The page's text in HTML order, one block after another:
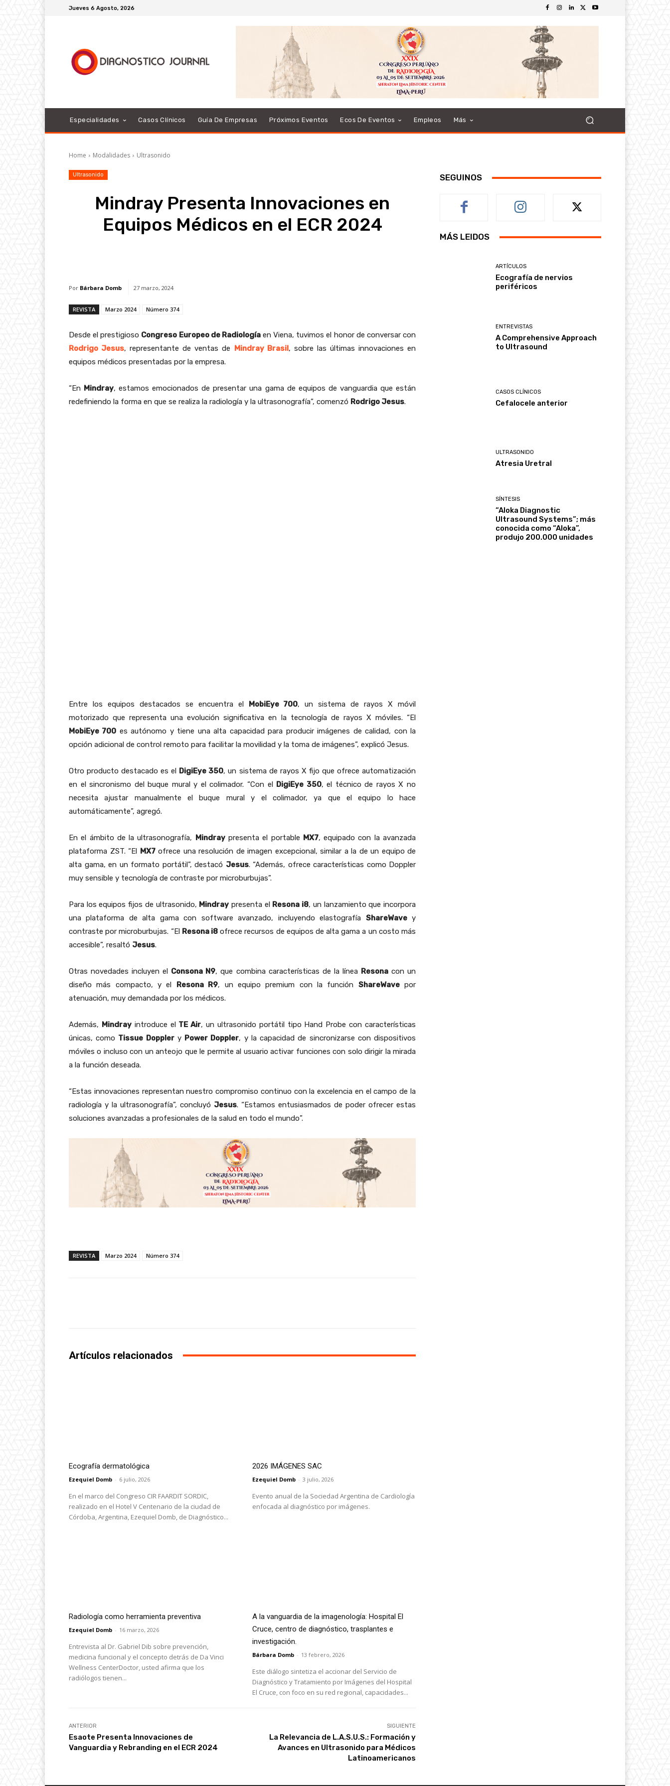
Jueves 6 Agosto, 2026
Especialidades Casos Clínicos Guía De Empresas Próximos Eventos Ecos De Eventos Empleos Más
Home Modalidades Ultrasonido
Ultrasonido
Mindray Presenta Innovaciones en
Equipos Médicos en el ECR 2024
Por Bárbara Domb 27 marzo, 2024
REVISTA Marzo 2024 Número 374
Desde el prestigioso Congreso Europeo de Radiologíaen Viena, tuvimos el honor de conversar con
Rodrigo Jesus, representante de ventas de Mindray Brasil, sobre las últimas innovaciones en
equipos médicos presentadas por la empresa.
“En Mindray, estamos emocionados de presentar una gama de equipos de vanguardia que están
redefiniendo la forma en que se realiza la radiología y la ultrasonografía”, comenzó Rodrigo Jesus.
Entre los equipos destacados se encuentra el MobiEye 700, un sistema de rayos X móvil
motorizado que representa una evolución significativa en la tecnología de rayos X móviles. “El
MobiEye 700 es autónomo y tiene una alta capacidad para producir imágenes de calidad, con la
opción adicional de control remoto para facilitar la movilidad y la toma de imágenes”, explicó Jesus.
Otro producto destacado es el DigiEye 350, un sistema de rayos X fijo que ofrece automatización
en el sincronismo del buque mural y el colimador. “Con el DigiEye 350, el técnico de rayos X no
necesita ajustar manualmente el buque mural y el colimador, ya que el equipo lo hace
automáticamente”, agregó.
En el ámbito de la ultrasonografía, Mindraypresenta el portable MX7, equipado con la avanzada
plataforma ZST. “El MX7ofrece una resolución de imagen excepcional, similar a la de un equipo de
alta gama, en un formato portátil”, destacó Jesus. “Además, ofrece características como Doppler
muy sensible y tecnología de contraste por microburbujas”.
Para los equipos fijos de ultrasonido, Mindray presenta el Resona i8, un lanzamiento que incorpora
una plataforma de alta gama con software avanzado, incluyendo elastografía ShareWavey
contraste por microburbujas. “El Resona i8ofrece recursos de equipos de alta gama a un costo más
accesible”, resaltó Jesus.
Otras novedades incluyen el Consona N9, que combina características de la línea Resonacon un
diseño más compacto, y el Resona R9, un equipo premium con la función ShareWavepor
atenuación, muy demandada por los médicos.
Además, Mindrayintroduce el TE Air, un ultrasonido portátil tipo Hand Probe con características
únicas, como Tissue Dopplery Power Doppler, y la capacidad de sincronizarse con dispositivos
móviles o incluso con un anteojo que le permite al usuario activar funciones con solo dirigir la mirada
a la función deseada.
“Estas innovaciones representan nuestro compromiso continuo con la excelencia en el campo de la
radiología y la ultrasonografía”, concluyó Jesus. “Estamos entusiasmados de poder ofrecer estas
soluciones avanzadas a profesionales de la salud en todo el mundo”.
REVISTA Marzo 2024 Número 374
Artículos relacionados
Ecografía dermatológica
Ezequiel Domb - 6 julio, 2026
En el marco del Congreso CIR FAARDIT SORDIC,
realizado en el Hotel V Centenario de la ciudad de
Córdoba, Argentina, Ezequiel Domb, de Diagnóstico...
2026 IMÁGENES SAC
Ezequiel Domb - 3 julio, 2026
Evento anual de la Sociedad Argentina de Cardiología
enfocada al diagnóstico por imágenes.
Radiología como herramienta preventiva
Ezequiel Domb - 16 marzo, 2026
Entrevista al Dr. Gabriel Dib sobre prevención,
medicina funcional y el concepto detrás de Da Vinci
Wellness CenterDoctor, usted afirma que los
radiólogos tienen...
A la vanguardia de la imagenología: Hospital El
Cruce, centro de diagnóstico, trasplantes e
investigación.
Bárbara Domb - 13 febrero, 2026
Este diálogo sintetiza el accionar del Servicio de
Diagnóstico y Tratamiento por Imágenes del Hospital
El Cruce, con foco en su red regional, capacidades...
ANTERIOR
Esaote Presenta Innovaciones de
Vanguardia y Rebranding en el ECR 2024
SIGUIENTE
La Relevancia de L.A.S.U.S.: Formación y
Avances en Ultrasonido para Médicos
Latinoamericanos
SEGUINOS
MÁS LEIDOS
ARTÍCULOS
Ecografía de nervios
periféricos
ENTREVISTAS
A Comprehensive Approach
to Ultrasound
CASOS CLÍNICOS
Cefalocele anterior
ULTRASONIDO
Atresia Uretral
SÍNTESIS
“Aloka Diagnostic
Ultrasound Systems”; más
conocida como “Aloka”,
produjo 200.000 unidades